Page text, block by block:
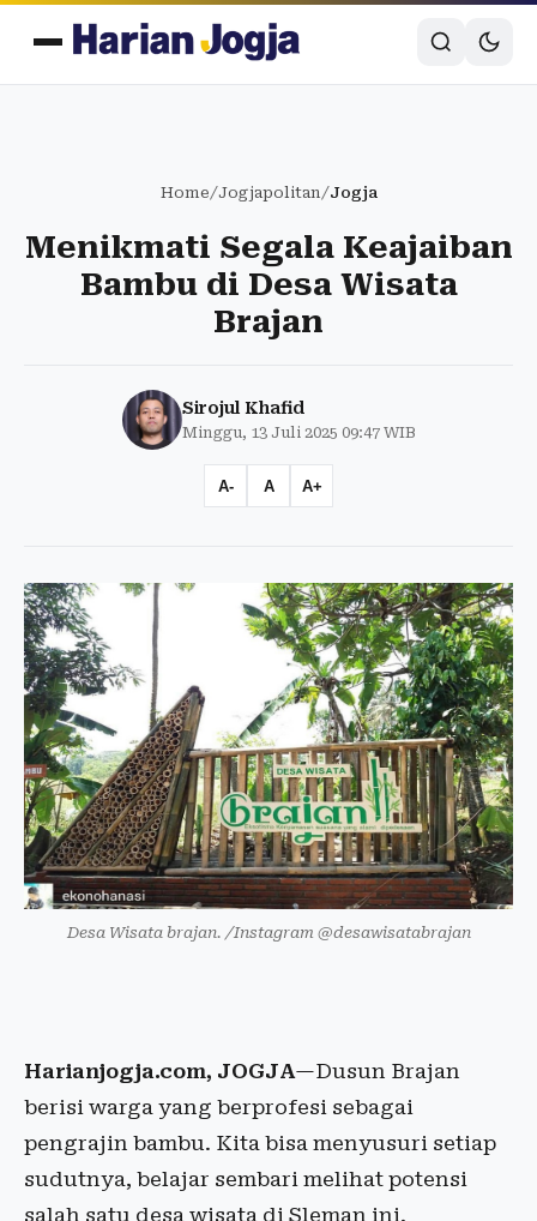
Home/Jogjapolitan/Jogja
Menikmati Segala Keajaiban
Bambu di Desa Wisata
Brajan
Sirojul Khafid
Minggu, 13 Juli 2025 09:47 WIB
A- A A+
Desa Wisata brajan. /Instagram @desawisatabrajan
Harianjogja.com, JOGJA—Dusun Brajan
berisi warga yang berprofesi sebagai
pengrajin bambu. Kita bisa menyusuri setiap
sudutnya, belajar sembari melihat potensi
salah satu desa wisata di Sleman ini.